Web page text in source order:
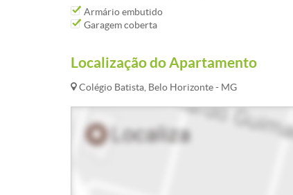
Armário embutido
Garagem coberta
Localização do Apartamento
Colégio Batista, Belo Horizonte - MG